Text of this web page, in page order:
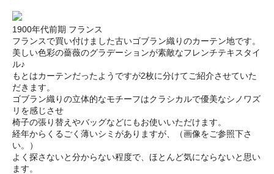
1900年代前期 フランス
フランスで買い付けました古いゴブラン織りのカーテン地です。
美しい色彩の薔薇のグラデーションが素敵なフレンチテキスタイ
ル♪
もとはカーテンだったようですが2枚に分けてご紹介させていた
だきます。
ゴブラン織りの立体的なモチーフはクラシカルで優美なシノワズ
リを感じさせ
椅子の張り替えやバッグなどにもお使いいただけます。
経年からくるごく薄いシミがありますが、（画像をご参照下さ
い。）
よく探さないと分からない程度で、ほとんど気にならないと思い
ます。